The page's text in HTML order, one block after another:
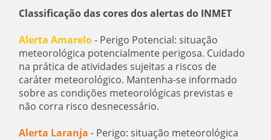
Classificação das cores dos alertas do INMET
Alerta Amarelo- Perigo Potencial: situação
meteorológica potencialmente perigosa. Cuidado
na prática de atividades sujeitas a riscos de
caráter meteorológico. Mantenha-se informado
sobre as condições meteorológicas previstas e
não corra risco desnecessário.
Alerta Laranja - Perigo: situação meteorológica